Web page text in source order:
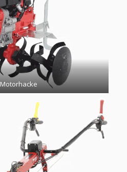
Motorhacke